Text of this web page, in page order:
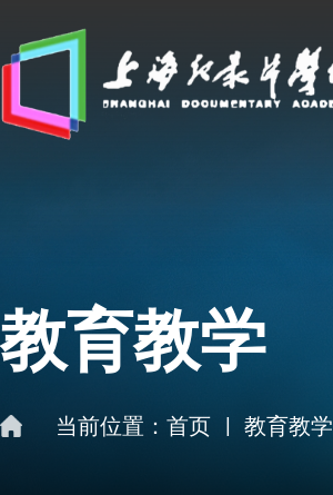
教育教学
当前位置： 首页 教育教学